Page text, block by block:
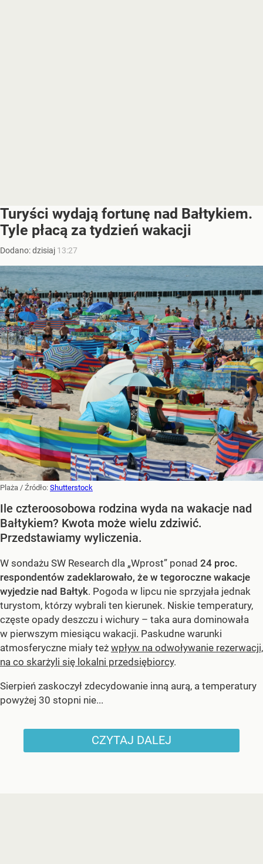
Turyści wydają fortunę nad Bałtykiem.
Tyle płacą za tydzień wakacji
Dodano:dzisiaj 13:27
Plaża / Źródło: Shutterstock
Ile czteroosobowa rodzina wyda na wakacje nad
Bałtykiem? Kwota może wielu zdziwić.
Przedstawiamy wyliczenia.
W sondażu SW Research dla „Wprost” ponad 24 proc.
respondentów zadeklarowało, że w tegoroczne wakacje
wyjedzie nad Bałtyk. Pogoda w lipcu nie sprzyjała jednak
turystom, którzy wybrali ten kierunek. Niskie temperatury,
częste opady deszczu i wichury – taka aura dominowała
w pierwszym miesiącu wakacji. Paskudne warunki
atmosferyczne miały też wpływ na odwoływanie rezerwacji,
na co skarżyli się lokalni przedsiębiorcy.
Sierpień zaskoczył zdecydowanie inną aurą, a temperatury
powyżej 30 stopni nie...
CZYTAJ DALEJ